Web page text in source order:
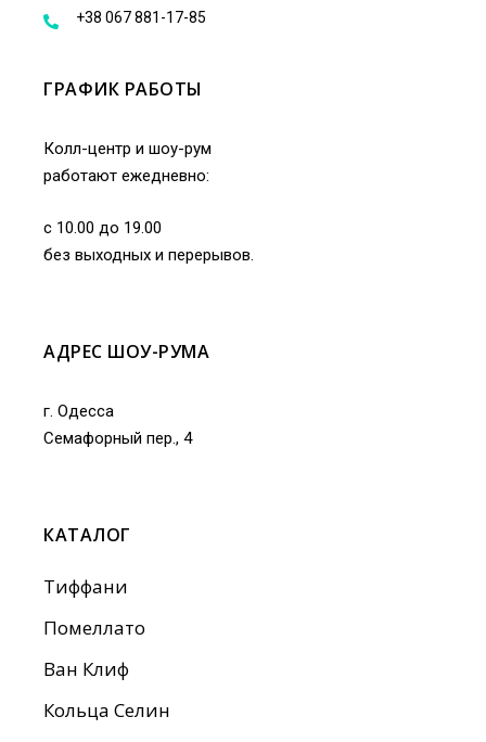
+38 067 881-17-85
ГРАФИК РАБОТЫ
Колл-центр и шоу-рум
работают ежедневно:
с 10.00 до 19.00
без выходных и перерывов.
АДРЕС ШОУ-РУМА
г. Одесса
Семафорный пер., 4
КАТАЛОГ
Тиффани
Помеллато
Ван Клиф
Кольца Селин